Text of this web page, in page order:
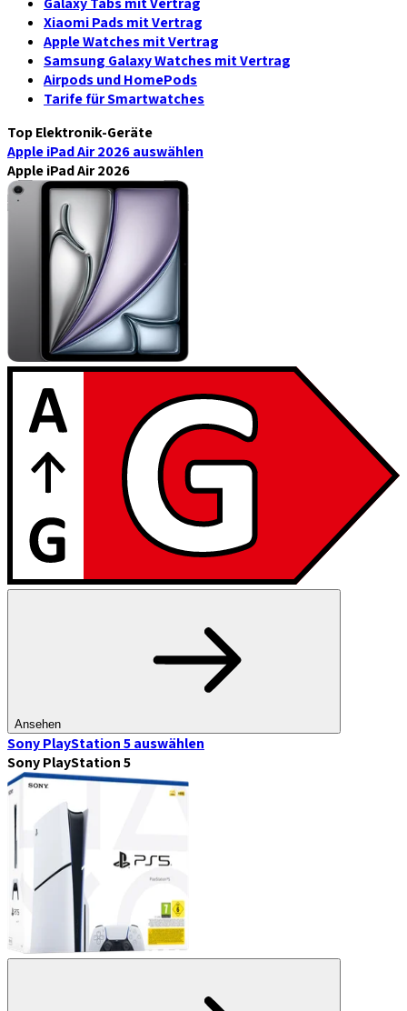
Xiaomi Pads mit Vertrag
Apple Watches mit Vertrag
Samsung Galaxy Watches mit Vertrag
Airpods und HomePods
Tarife für Smartwatches
Top Elektronik-Geräte
Apple iPad Air 2026auswählen
Apple iPad Air 2026
Ansehen
Sony PlayStation 5auswählen
Sony PlayStation 5